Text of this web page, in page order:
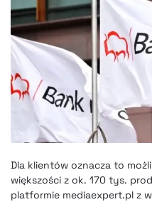
Dla klientów oznacza to
większości z ok. 170 tys.
platformie mediaexpert.pl z